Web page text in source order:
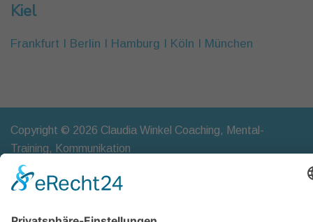
Kiel
Frankfurt I Berlin I Hamburg I Köln I München
Copyright © 2026 Claudia Winkel Coaching, Mental-
Training, Kommunikation